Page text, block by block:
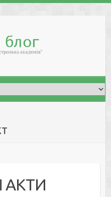
АКТИ